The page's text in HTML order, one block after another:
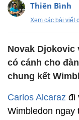
Thiên Bình
Xem các bài viết
Novak Djokovic
có cánh cho
chung kết
Carlos Alcaraz đi
Wimbledon ngay